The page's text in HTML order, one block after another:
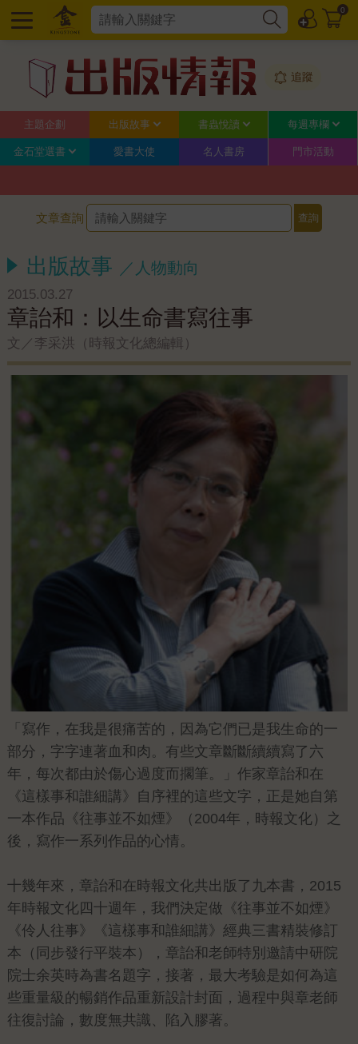
0
追蹤
主題企劃 出版故事 書蟲悅讀 每週專欄
金石堂選書 愛書大使 名人書房 門市活動
文章查詢
出版故事 ／人物動向
2015.03.27
章詒和：以生命書寫往事
文／李采洪（時報文化總編輯）
「寫作，在我是很痛苦的，因為它們已是我生命的一
部分，字字連著血和肉。有些文章斷斷續續寫了六
年，每次都由於傷心過度而擱筆。」作家章詒和在
《這樣事和誰細講》自序裡的這些文字，正是她自第
一本作品《往事並不如煙》（2004年，時報文化）之
後，寫作一系列作品的心情。
十幾年來，章詒和在時報文化共出版了九本書，2015
年時報文化四十週年，我們決定做《往事並不如煙》
《伶人往事》《這樣事和誰細講》經典三書精裝修訂
本（同步發行平裝本），章詒和老師特別邀請中研院
院士余英時為書名題字，接著，最大考驗是如何為這
些重量級的暢銷作品重新設計封面，過程中與章老師
往復討論，數度無共識、陷入膠著。